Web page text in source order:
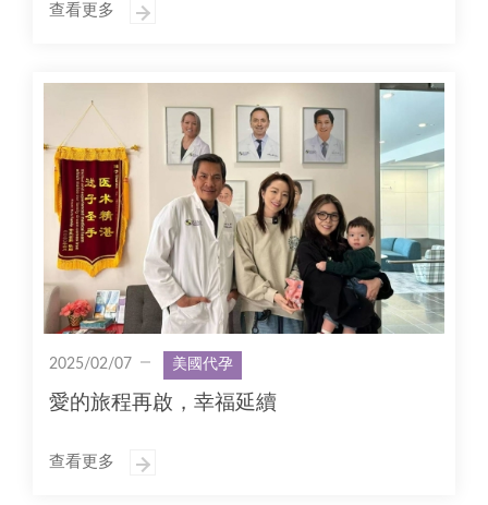
查看更多
2025/02/07 美國代孕
愛的旅程再啟，幸福延續
查看更多